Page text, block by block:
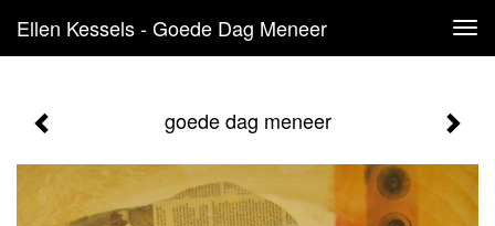
Ellen Kessels - Goede Dag Meneer
goede dag meneer